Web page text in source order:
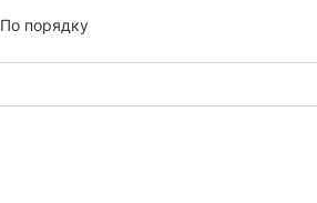
По порядку